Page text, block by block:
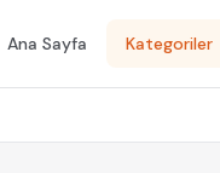
Ana Sayfa Kategoriler